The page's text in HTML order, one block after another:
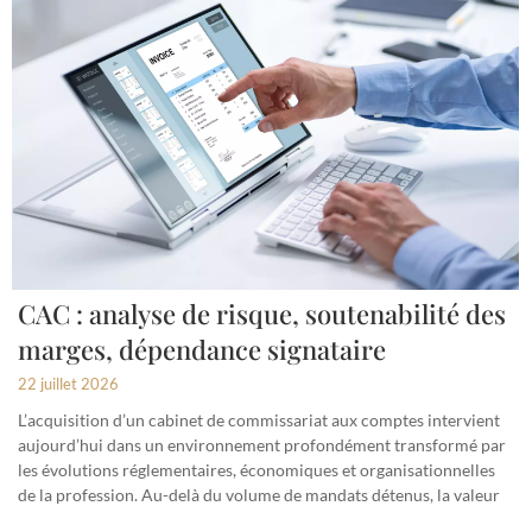
CAC : analyse de risque, soutenabilité des
marges, dépendance signataire
22 juillet 2026
L’acquisition d’un cabinet de commissariat aux comptes intervient
aujourd’hui dans un environnement profondément transformé par
les évolutions réglementaires, économiques et organisationnelles
de la profession. Au-delà du volume de mandats détenus, la valeur